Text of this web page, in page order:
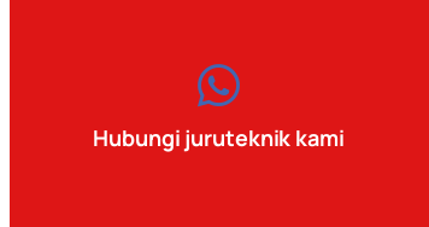
Hubungi juruteknik kami